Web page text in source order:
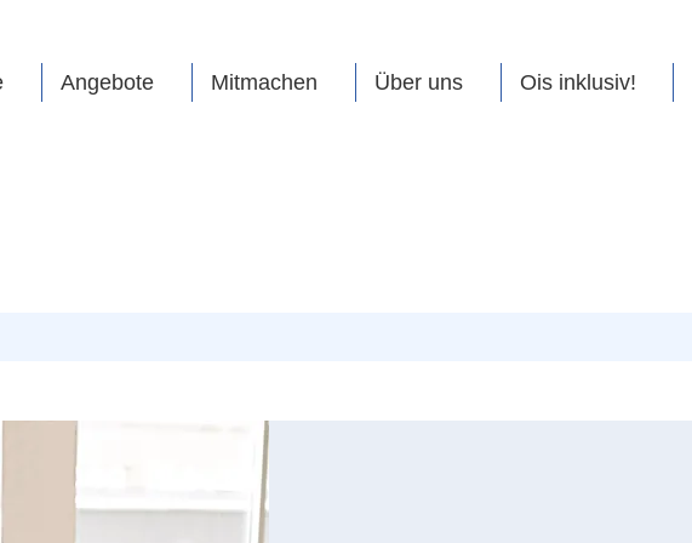
Angebote Mitmachen Über uns Ois inklusiv!